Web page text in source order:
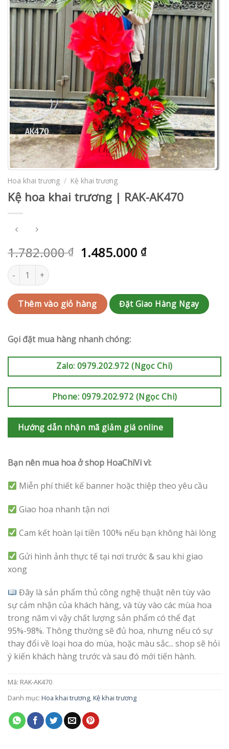
Hoa khai trương / Kệ khai trương
Kệ hoa khai trương | RAK-AK470
1.782.000₫ 1.485.000 ₫
Kệ hoa khai trương | RAK-AK470 số lượng
Thêm vào giỏ hàng Đặt Giao Hàng Ngay
Gọi đặt mua hàng nhanh chóng:
Zalo: 0979.202.972 (Ngọc Chi)
Phone: 0979.202.972 (Ngọc Chi)
Hướng dẫn nhận mã giảm giá online
Bạn nên mua hoa ở shop HoaChiVi vì:
Miễn phí thiết kế banner hoặc thiệp theo yêu cầu
Giao hoa nhanh tận nơi
Cam kết hoàn lại tiền 100% nếu bạn không hài lòng
Gửi hình ảnh thực tế tại nơi trước & sau khi giao
xong
Đây là sản phẩm thủ công nghệ thuật nên tùy vào
sự cảm nhận của khách hàng, và tùy vào các mùa hoa
trong năm vì vậy chất lượng sản phẩm có thể đạt
95%-98%. Thông thường sẽ đủ hoa, nhưng nếu có sự
thay đổi về loại hoa do mùa, hoặc màu sắc... shop sẽ hỏi
ý kiến khách hàng trước và sau đó mới tiến hành.
Mã: RAK-AK470
Danh mục: Hoa khai trương,Kệ khai trương